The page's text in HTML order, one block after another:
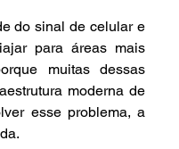
do sinal de celular e
para áreas mais
muitas dessas
moderna de
esse problema, a